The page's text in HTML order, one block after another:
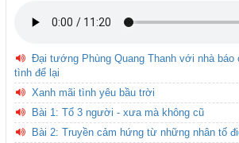
Đại tướng Phùng Quang Thanh với nhà báo
tình để lại
Xanh mãi tình yêu bầu trời
Bài 1: Tổ 3 người - xưa mà không cũ
Bài 2: Truyền cảm hứng từ những nhân tố